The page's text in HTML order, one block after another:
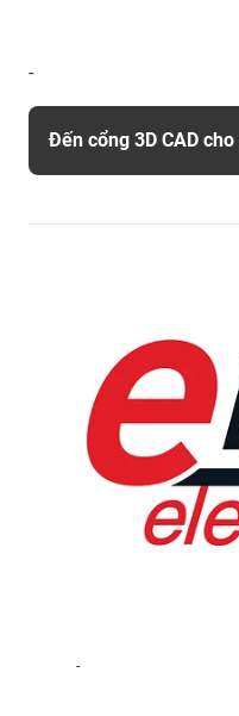
-
Đến cổng 3D CAD
-